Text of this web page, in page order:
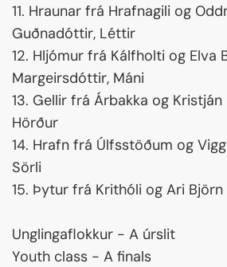
11. Hraunar frá Hrafnagili og
Guðnadóttir, Léttir
12. Hljómur frá Kálfholti og Elva
Margeirsdóttir, Máni
13. Gellir frá Árbakka og Kristján
Hörður
14. Hrafn frá Úlfsstöðum og
Sörli
15. Þytur frá Krithóli og Ari
Unglingaflokkur - A úrslit
Youth class - A finals